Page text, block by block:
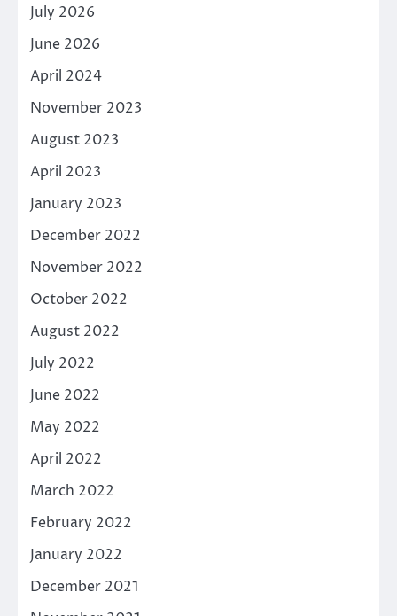
July 2026
June 2026
April 2024
November 2023
August 2023
April 2023
January 2023
December 2022
November 2022
October 2022
August 2022
July 2022
June 2022
May 2022
April 2022
March 2022
February 2022
January 2022
December 2021